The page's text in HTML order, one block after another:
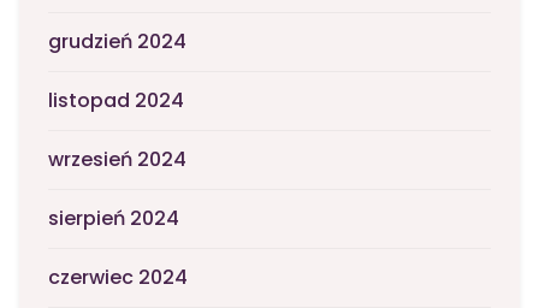
grudzień 2024
listopad 2024
wrzesień 2024
sierpień 2024
czerwiec 2024